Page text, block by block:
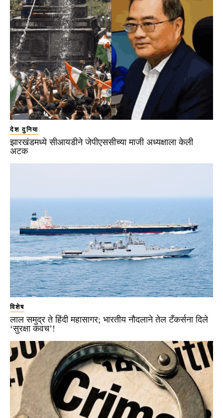
देश दुनिया
झारखंडमध्ये सीआयडीने जेपीएससीच्या माजी अध्यक्षाला केली
अटक
विशेष
लाल समुद्र ते हिंदी महासागर; भारतीय नौदलाने तेल टँकर्सना दिले
‘सुरक्षा कवच’!